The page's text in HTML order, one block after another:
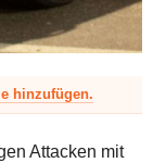
hinzufügen.
Attacken mit